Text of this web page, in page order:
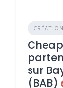
sur
(BAB)